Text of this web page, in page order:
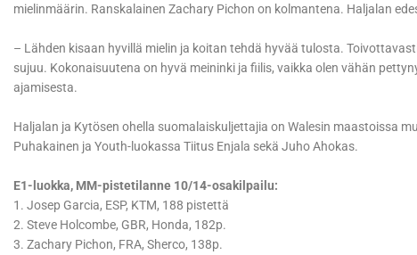
mielinmäärin. Ranskalainen Zachary Pichon on kolmantena. Haljalan
– Lähden kisaan hyvillä mielin ja koitan tehdä hyvää tulosta.
sujuu. Kokonaisuutena on hyvä meininki ja fiilis, vaikka olen vähän
ajamisesta.
Haljalan ja Kytösen ohella suomalaiskuljettajia on Walesin maastoissa
Puhakainen ja Youth-luokassa Tiitus Enjala sekä Juho Ahokas.
E1-luokka, MM-pistetilanne 10/14-osakilpailu:
1. Josep Garcia, ESP, KTM, 188 pistettä
2. Steve Holcombe, GBR, Honda, 182p.
3. Zachary Pichon, FRA, Sherco, 138p.